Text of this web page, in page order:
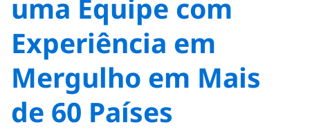
uma Equipe com
Experiência em
Mergulho em Mais
de 60 Países